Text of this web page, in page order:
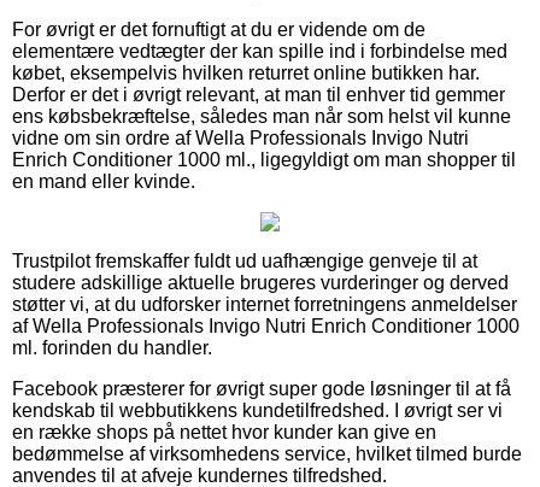
For øvrigt er det fornuftigt at du er vidende om de
elementære vedtægter der kan spille ind i forbindelse med
købet, eksempelvis hvilken returret online butikken har.
Derfor er det i øvrigt relevant, at man til enhver tid gemmer
ens købsbekræftelse, således man når som helst vil kunne
vidne om sin ordre af Wella Professionals Invigo Nutri
Enrich Conditioner 1000 ml., ligegyldigt om man shopper til
en mand eller kvinde.
Trustpilot fremskaffer fuldt ud uafhængige genveje til at
studere adskillige aktuelle brugeres vurderinger og derved
støtter vi, at du udforsker internet forretningens anmeldelser
af Wella Professionals Invigo Nutri Enrich Conditioner 1000
ml. forinden du handler.
Facebook præsterer for øvrigt super gode løsninger til at få
kendskab til webbutikkens kundetilfredshed. I øvrigt ser vi
en række shops på nettet hvor kunder kan give en
bedømmelse af virksomhedens service, hvilket tilmed burde
anvendes til at afveje kundernes tilfredshed.